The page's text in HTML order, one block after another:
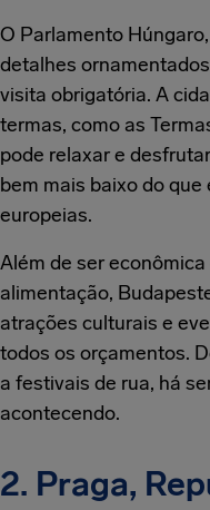
O Parlamento
detalhes
visita obrigatória. A
termas, como as
pode relaxar e
bem mais baixo do
europeias.
Além de ser
alimentação,
atrações culturais e
todos os orçamentos.
a festivais de rua, há
acontecendo.
2. Praga,